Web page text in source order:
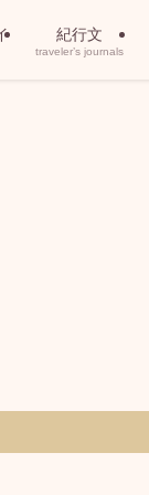
紀行文
traveler’s journals